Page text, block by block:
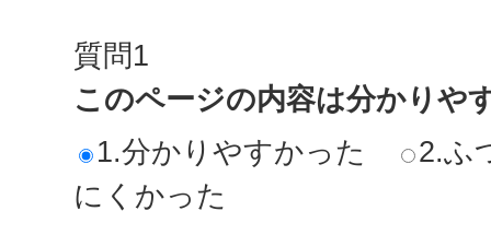
質問1
このページの内容は分かりや
1.分かりやすかった
2.ふ
にくかった